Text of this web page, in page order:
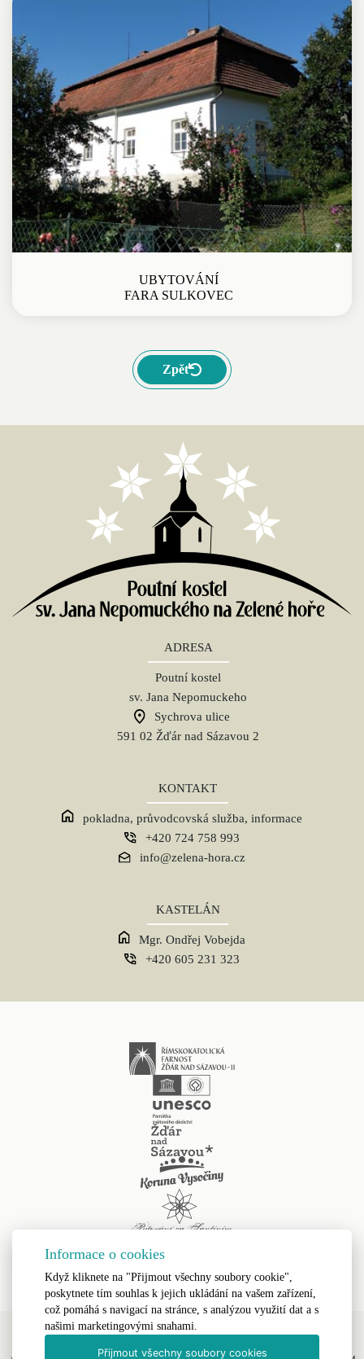
UBYTOVÁNÍ
FARA SULKOVEC
Zpět
ADRESA
Poutní kostel
sv. Jana Nepomuckeho
Sychrova ulice
591 02 Žďár nad Sázavou 2
KONTAKT
pokladna, průvodcovská služba, informace
+420 724 758 993
info@zelena-hora.cz
KASTELÁN
Mgr. Ondřej Vobejda
+420 605 231 323
Informace o cookies
Když kliknete na "Přijmout všechny soubory cookie",
poskytnete tím souhlas k jejich ukládání na vašem zařízení,
což pomáhá s navigací na stránce, s analýzou využití dat a s
našimi marketingovými snahami.
Přijmout všechny soubory cookies